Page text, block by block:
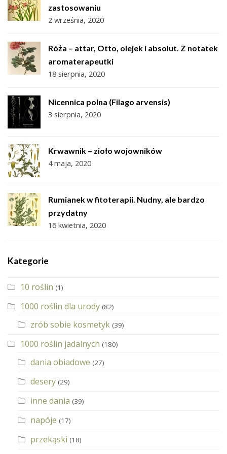
zastosowaniu
2 września, 2020
Róża – attar, Otto, olejek i absolut. Z notatek
aromaterapeutki
18 sierpnia, 2020
Nicennica polna (Filago arvensis)
3 sierpnia, 2020
Krwawnik – zioło wojowników
4 maja, 2020
Rumianek w fitoterapii. Nudny, ale bardzo
przydatny
16 kwietnia, 2020
Kategorie
10 roślin (1)
1000 roślin dla urody (82)
zrób sobie kosmetyk (39)
1000 roślin jadalnych (180)
dania obiadowe (27)
desery (29)
inne dania (39)
napóje (17)
przekąski (18)